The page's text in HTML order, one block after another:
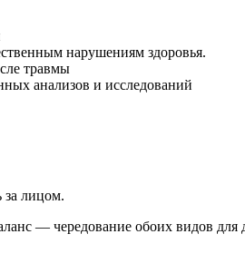
нарушениям здоровья.
травмы
анализов и исследований
за лицом.
— чередование обоих видов для